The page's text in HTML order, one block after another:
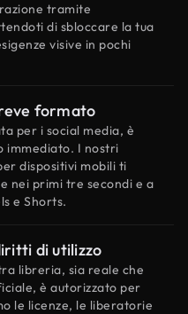
tramite
di sbloccare la tua
visive in pochi
formato
per i social media, è
immediato. I nostri
dispositivi mobili ti
nei primi tre secondi e a
e Shorts.
di utilizzo
libreria, sia reale che
è autorizzato per
le licenze, le liberatorie